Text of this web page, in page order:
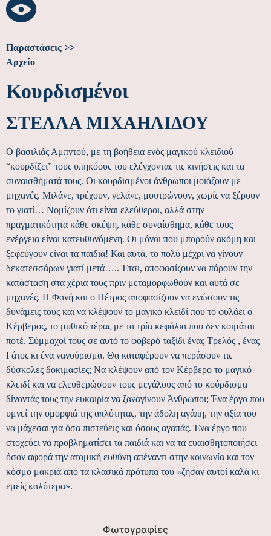
Παραστάσεις >>
Αρχείο
Κουρδισμένοι
ΣΤΈΛΛΑ ΜΙΧΑΗΛΊΔΟΥ
Ο βασιλιάς Αμπντού, με τη βοήθεια ενός μαγικού κλειδιού
“κουρδίζει” τους υπηκόους του ελέγχοντας τις κινήσεις και τα
συναισθήματά τους. Οι κουρδισμένοι άνθρωποι μοιάζουν με
μηχανές. Μιλάνε, τρέχουν, γελάνε, μουτρώνουν, χωρίς να ξέρουν
το γιατί… Νομίζουν ότι είναι ελεύθεροι, αλλά στην
πραγματικότητα κάθε σκέψη, κάθε συναίσθημα, κάθε τους
ενέργεια είναι κατευθυνόμενη. Οι μόνοι που μπορούν ακόμη και
ξεφεύγουν είναι τα παιδιά! Και αυτά, το πολύ μέχρι να γίνουν
δεκατεσσάρων γιατί μετά….. Έτσι, αποφασίζουν να πάρουν την
κατάσταση στα χέρια τους πριν μεταμορφωθούν και αυτά σε
μηχανές. Η Φανή και ο Πέτρος αποφασίζουν να ενώσουν τις
δυνάμεις τους και να κλέψουν το μαγικό κλειδί που το φυλάει ο
Κέρβερος, το μυθικό τέρας με τα τρία κεφάλια που δεν κοιμάται
ποτέ. Σύμμαχοί τους σε αυτό το φοβερό ταξίδι ένας Τρελός , ένας
Γάτος κι ένα νανούρισμα. Θα καταφέρουν να περάσουν τις
δύσκολες δοκιμασίες; Να κλέψουν από τον Κέρβερο το μαγικό
κλειδί και να ελευθερώσουν τους μεγάλους από το κούρδισμα
δίνοντάς τους την ευκαιρία να ξαναγίνουν Άνθρωποι; Ένα έργο που
υμνεί την ομορφιά της απλότητας, την άδολη αγάπη, την αξία του
να μάχεσαι για όσα πιστεύεις και όσους αγαπάς. Ένα έργο που
στοχεύει να προβληματίσει τα παιδιά και να τα ευαισθητοποιήσει
όσον αφορά την ατομική ευθύνη απέναντι στην κοινωνία και τον
κόσμο μακριά από τα κλασικά πρότυπα του «ζήσαν αυτοί καλά κι
εμείς καλύτερα».
Φωτογραφίες